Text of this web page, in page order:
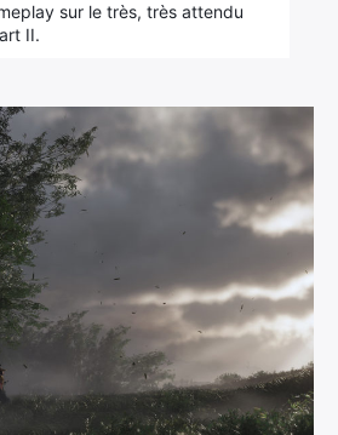
sur le très, très attendu
II.